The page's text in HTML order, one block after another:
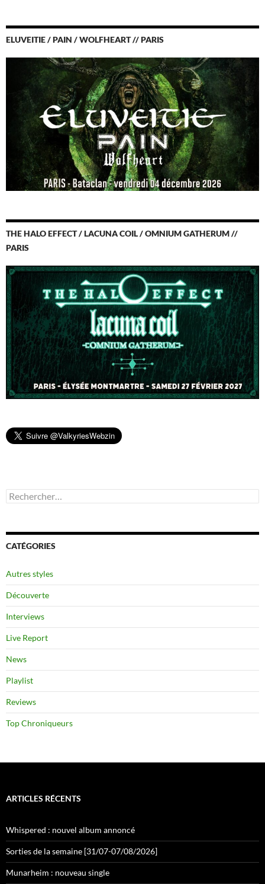
ELUVEITIE / PAIN / WOLFHEART // PARIS
THE HALO EFFECT / LACUNA COIL / OMNIUM GATHERUM //
PARIS
Rechercher :
CATÉGORIES
Autres styles
Découverte
Interviews
Live Report
News
Playlist
Reviews
Top Chroniqueurs
ARTICLES RÉCENTS
Whispered : nouvel album annoncé
Sorties de la semaine [31/07-07/08/2026]
Munarheim : nouveau single